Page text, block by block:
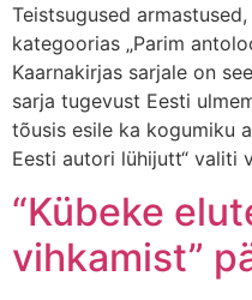
Teistsugused
kategoorias „Parim
Kaarnakirjas sarjale on
sarja tugevust Eesti
tõusis esile ka kogumiku
Eesti autori lühijutt“ valiti
“Kübeke
vihkamist”